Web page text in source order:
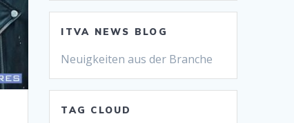
ITVA NEWS BLOG
Neuigkeiten aus der Branche
TAG CLOUD